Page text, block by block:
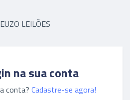
na sua conta
conta? Cadastre-se agora!